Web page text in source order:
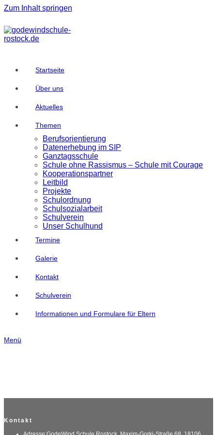
Zum Inhalt springen
Startseite
Über uns
Aktuelles
Themen
Berufsorientierung
Datenerhebung im SIP
Ganztagsschule
Schule ohne Rassismus – Schule mit Courage
Kooperationspartner
Leitbild
Projekte
Schulordnung
Schulsozialarbeit
Schulverein
Unser Schulhund
Termine
Galerie
Kontakt
Schulverein
Informationen und Formulare für Eltern
Menü
Kontakt